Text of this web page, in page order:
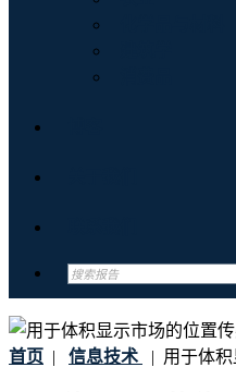
首页 | 信息技术 | 用于体